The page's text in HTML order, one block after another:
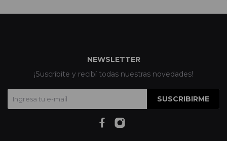
NEWSLETTER
¡Suscribite y recibí todas nuestras novedades!
SUSCRIBIRME